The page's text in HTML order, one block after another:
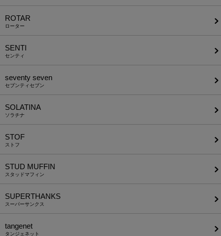
ROTAR
ローター
SENTI
センティ
seventy seven
セブンティセブン
SOLATINA
ソラチナ
STOF
ストフ
STUD MUFFIN
スタッドマフィン
SUPERTHANKS
スーパーサンクス
tangenet
タンジェネット